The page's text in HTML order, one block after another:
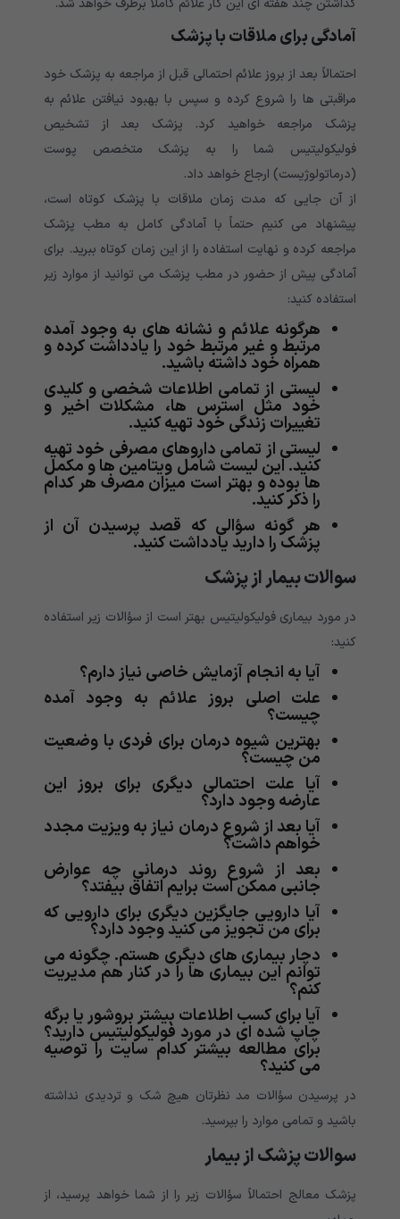
گذاشتن چند هفته ای این کار علائم کاملاً برطرف خواهد شد.
آمادگی برای ملاقات با پزشک
احتمالاً بعد از بروز علائم احتمالی قبل از مراجعه به پزشک خود
مراقبتی ها را شروع کرده و سپس با بهبود نیافتن علائم به
پزشک مراجعه خواهید کرد. پزشک بعد از تشخیص
فولیکولیتیس شما را به پزشک متخصص پوست
(درماتولوژیست) ارجاع خواهد داد.
از آن جایی که مدت زمان ملاقات با پزشک کوتاه است،
پیشنهاد می کنیم حتماً با آمادگی کامل به مطب پزشک
مراجعه کرده و نهایت استفاده را از این زمان کوتاه ببرید. برای
آمادگی پیش از حضور در مطب پزشک می توانید از موارد زیر
استفاده کنید:
هرگونه علائم و نشانه های به وجود آمده
مرتبط و غیر مرتبط خود را یادداشت کرده و
همراه خود داشته باشید.
لیستی از تمامی اطلاعات شخصی و کلیدی
خود مثل استرس ها، مشکلات اخیر و
تغییرات زندگی خود تهیه کنید.
لیستی از تمامی داروهای مصرفی خود تهیه
کنید. این لیست شامل ویتامین ها و مکمل
ها بوده و بهتر است میزان مصرف هر کدام
را ذکر کنید.
هر گونه سؤالی که قصد پرسیدن آن از
پزشک را دارید یادداشت کنید.
سوالات بیمار از پزشک
در مورد بیماری فولیکولیتیس بهتر است از سؤالات زیر استفاده
کنید:
آیا به انجام آزمایش خاصی نیاز دارم؟
علت اصلی بروز علائم به وجود آمده
چیست؟
بهترین شیوه درمان برای فردی با وضعیت
من چیست؟
آیا علت احتمالی دیگری برای بروز این
عارضه وجود دارد؟
آیا بعد از شروع درمان نیاز به ویزیت مجدد
خواهم داشت؟
بعد از شروع روند درمانی چه عوارض
جانبی ممکن است برایم اتفاق بیفتد؟
آیا دارویی جایگزین دیگری برای دارویی که
برای من تجویز می کنید وجود دارد؟
دچار بیماری های دیگری هستم. چگونه می
توانم این بیماری ها را در کنار هم مدیریت
کنم؟
آیا برای کسب اطلاعات بیشتر بروشور یا برگه
چاپ شده ای در مورد فولیکولیتیس دارید؟
برای مطالعه بیشتر کدام سایت را توصیه
می کنید؟
در پرسیدن سؤالات مد نظرتان هیچ شک و تردیدی نداشته
باشید و تمامی موارد را بپرسید.
سوالات پزشک از بیمار
پزشک معالج احتمالاً سؤالات زیر را از شما خواهد پرسید، از